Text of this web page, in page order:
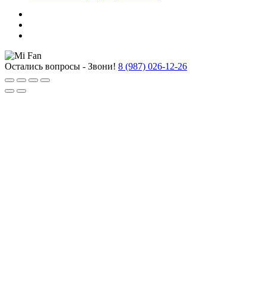
Остались вопросы - Звони! 8 (987) 026-12-26